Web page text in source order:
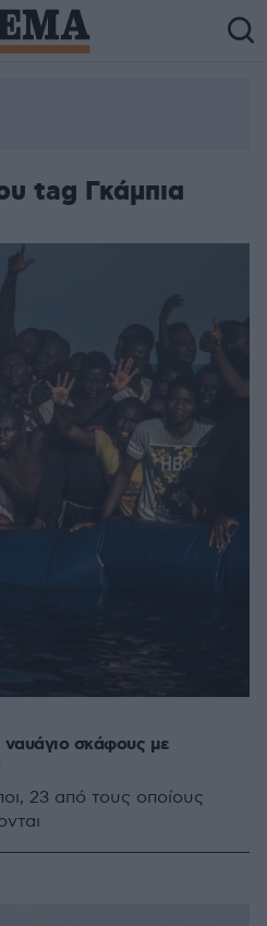
tag Γκάμπια
ναυάγιο σκάφους με
23 από τους οποίους